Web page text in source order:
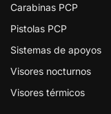
Carabinas PCP
Pistolas PCP
Sistemas de apoyos
Visores nocturnos
Visores térmicos